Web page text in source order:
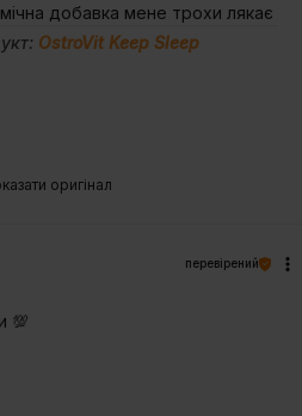
оригінал
добавка мене трохи лякає
OstroVit Keep Sleep
перевірений
💯